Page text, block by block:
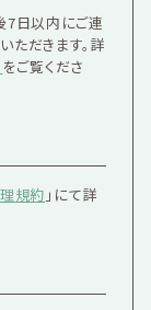
7日以内 にご連
ただきます。詳
をご覧くださ
規約 」にて詳